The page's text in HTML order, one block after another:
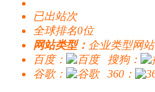
已出站次
全球排名0位
网站类型： 企业类型网站
百度：
搜狗：
谷歌：
360：